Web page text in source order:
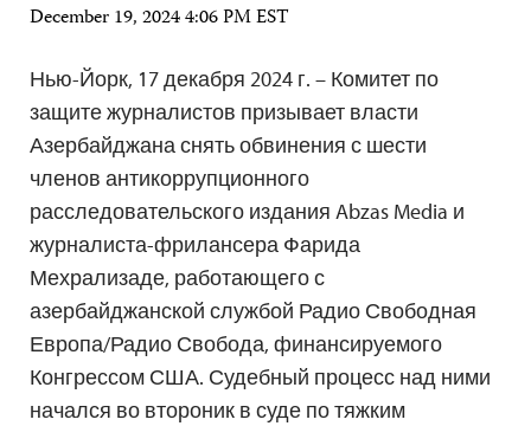
December 19, 2024 4:06 PM EST
Нью-Йорк, 17 декабря 2024 г. – Комитет по
защите журналистов призывает власти
Азербайджана снять обвинения с шести
членов антикоррупционного
расследовательского издания Abzas Media и
журналиста-фрилансера Фарида
Мехрализаде, работающего с
азербайджанской службой Радио Свободная
Европа/Радио Свобода, финансируемого
Конгрессом США. Судебный процесс над ними
начался во второник в суде по тяжким